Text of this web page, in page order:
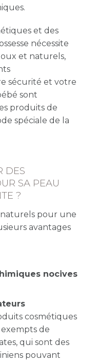
et des
nécessite
et naturels,
sécurité et votre
sont
produits de
spéciale de la
DES
SA PEAU
?
pour une
avantages
nocives
cosmétiques
de
qui sont des
pouvant